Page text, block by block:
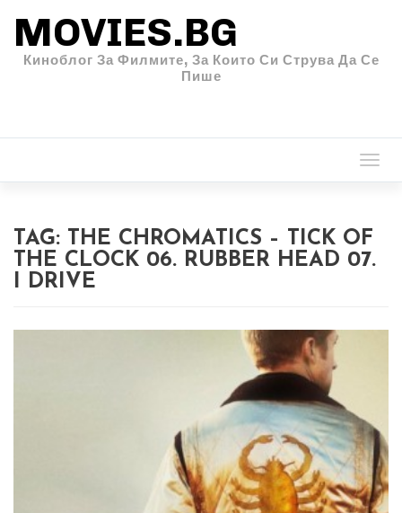
MOVIES.BG
Киноблог За Филмите, За Които Си Струва Да Се
Пише
TAG: THE CHROMATICS – TICK OF
THE CLOCK 06. RUBBER HEAD 07.
I DRIVE